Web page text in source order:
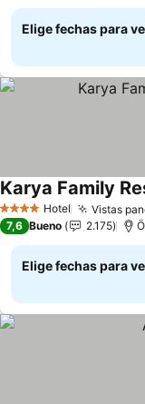
Elige fechas para
4 EstrellasHotel Vistas
Karya Family
7,6 Bueno 2.175
Elige fechas para